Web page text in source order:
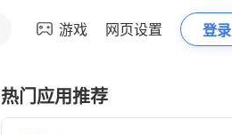
游戏 网页设置 登录
热门应用推荐